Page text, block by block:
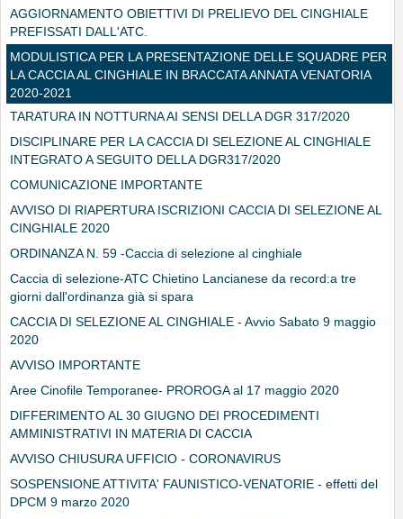
AGGIORNAMENTO OBIETTIVI DI PRELIEVO DEL CINGHIALE
PREFISSATI DALL'ATC.
MODULISTICA PER LA PRESENTAZIONE DELLE SQUADRE PER
LA CACCIA AL CINGHIALE IN BRACCATA ANNATA VENATORIA
2020-2021
TARATURA IN NOTTURNA AI SENSI DELLA DGR 317/2020
DISCIPLINARE PER LA CACCIA DI SELEZIONE AL CINGHIALE
INTEGRATO A SEGUITO DELLA DGR317/2020
COMUNICAZIONE IMPORTANTE
AVVISO DI RIAPERTURA ISCRIZIONI CACCIA DI SELEZIONE AL
CINGHIALE 2020
ORDINANZA N. 59 -Caccia di selezione al cinghiale
Caccia di selezione-ATC Chietino Lancianese da record:a tre
giorni dall'ordinanza già si spara
CACCIA DI SELEZIONE AL CINGHIALE - Avvio Sabato 9 maggio
2020
AVVISO IMPORTANTE
Aree Cinofile Temporanee- PROROGA al 17 maggio 2020
DIFFERIMENTO AL 30 GIUGNO DEI PROCEDIMENTI
AMMINISTRATIVI IN MATERIA DI CACCIA
AVVISO CHIUSURA UFFICIO - CORONAVIRUS
SOSPENSIONE ATTIVITA' FAUNISTICO-VENATORIE - effetti del
DPCM 9 marzo 2020